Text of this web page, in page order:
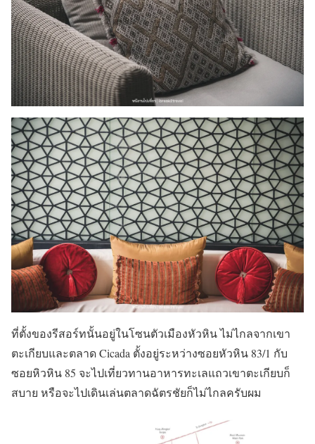
ที่ตั้งของรีสอร์ทนั้นอยู่ในโซนตัวเมืองหัวหิน ไม่ไกลจากเขา
ตะเกียบและตลาด Cicada ตั้งอยู่ระหว่างซอยหัวหิน 83/1 กับ
ซอยหิวหิน 85 จะไปเที่ยวทานอาหารทะเลแถวเขาตะเกียบก็
สบาย หรือจะไปเดินเล่นตลาดฉัตรชัยก็ไม่ไกลครับผม